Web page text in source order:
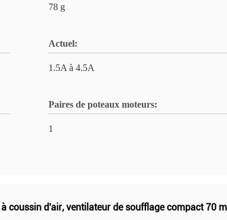
78 g
Actuel:
1.5A à 4.5A
Paires de poteaux moteurs:
1
coussin d'air,ventilateur de soufflage compact 70